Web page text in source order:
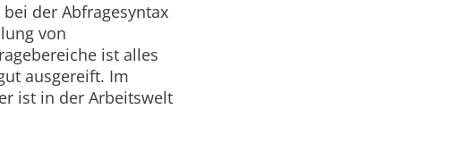
der Abfragesyntax
von
ist alles
ausgereift. Im
ist in der Arbeitswelt